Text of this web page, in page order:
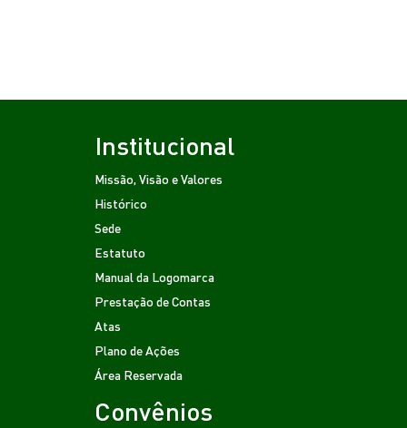
Institucional
Missão, Visão e Valores
Histórico
Sede
Estatuto
Manual da Logomarca
Prestação de Contas
Atas
Plano de Ações
Área Reservada
Convênios